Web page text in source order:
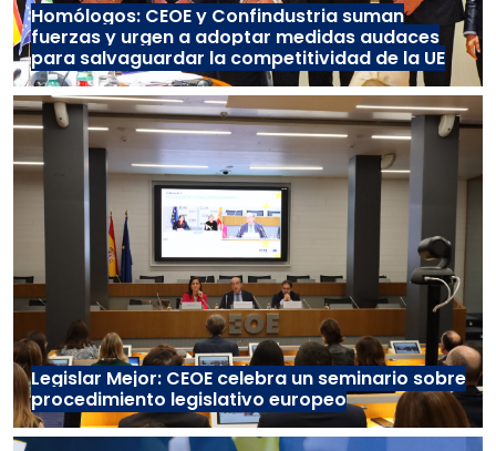
Homólogos: CEOE y Confindustria suman
fuerzas y urgen a adoptar medidas audaces
para salvaguardar la competitividad de la UE
Legislar Mejor: CEOE celebra un seminario sobre
procedimiento legislativo europeo